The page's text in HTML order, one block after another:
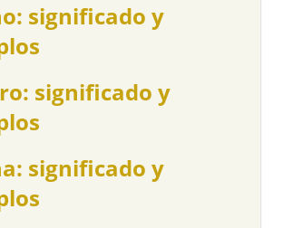
significado y
significado y
significado y